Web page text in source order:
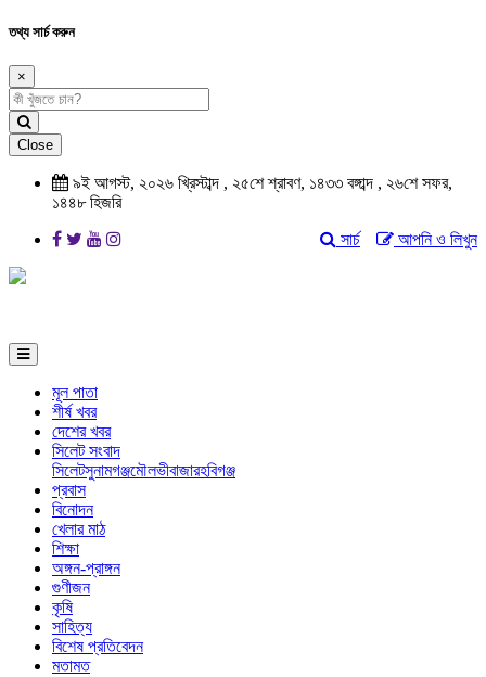
তথ্য সার্চ করুন
×
Close
৯ই আগস্ট, ২০২৬ খ্রিস্টাব্দ , ২৫শে শ্রাবণ, ১৪৩৩ বঙ্গাব্দ , ২৬শে সফর,
১৪৪৮ হিজরি
আপনি ও লিখুন
সার্চ
মূল পাতা
শীর্ষ খবর
দেশের খবর
সিলেট সংবাদ
সিলেটসুনামগঞ্জমৌলভীবাজারহবিগঞ্জ
প্রবাস
বিনোদন
খেলার মাঠ
শিক্ষা
অঙ্গন-প্রাঙ্গন
গুণীজন
কৃষি
সাহিত্য
বিশেষ প্রতিবেদন
মতামত